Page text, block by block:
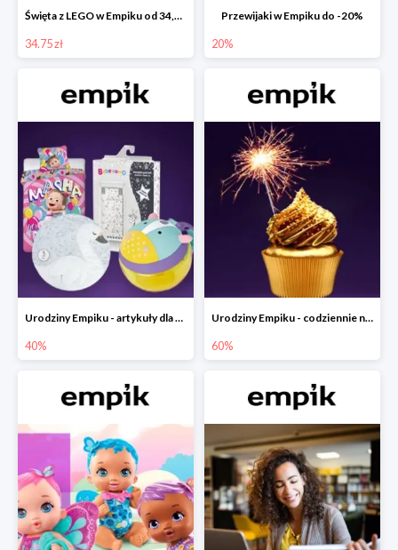
Święta z LEGO w Empiku od 34,75 zł
34.75 zł
Przewijaki w Empiku do -20%
20%
Urodziny Empiku - artykuły dla mamy i dziecka do -40%
40%
Urodziny Empiku - codziennie nowe okazje nawet do -60%
60%